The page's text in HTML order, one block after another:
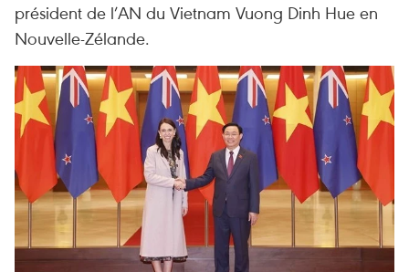
président de l’AN du Vietnam Vuong Dinh Hue en
Nouvelle-Zélande.